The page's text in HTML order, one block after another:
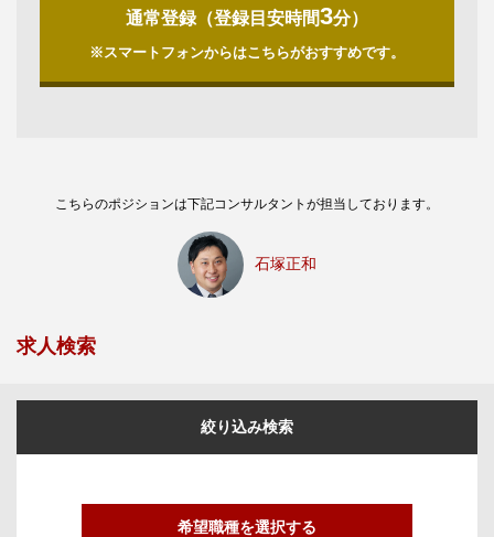
通常登録（登録目安時間3分）
※スマートフォンからはこちらがおすすめです。
こちらのポジションは下記コンサルタントが担当しております。
石塚正和
求人検索
絞り込み検索
希望職種を選択する